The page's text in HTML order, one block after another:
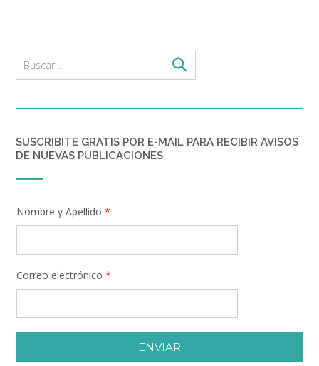
SUSCRIBITE GRATIS POR E-MAIL PARA RECIBIR AVISOS
DE NUEVAS PUBLICACIONES
Nombre y Apellido *
Correo electrónico *
ENVIAR